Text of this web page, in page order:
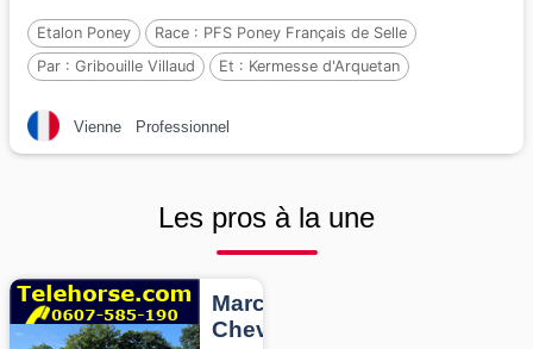
Etalon Poney Race : PFS Poney Français de Selle
Par : Gribouille Villaud Et : Kermesse d'Arquetan
Vienne
Professionnel
Les pros à la une
Marcheurs
Chevaux